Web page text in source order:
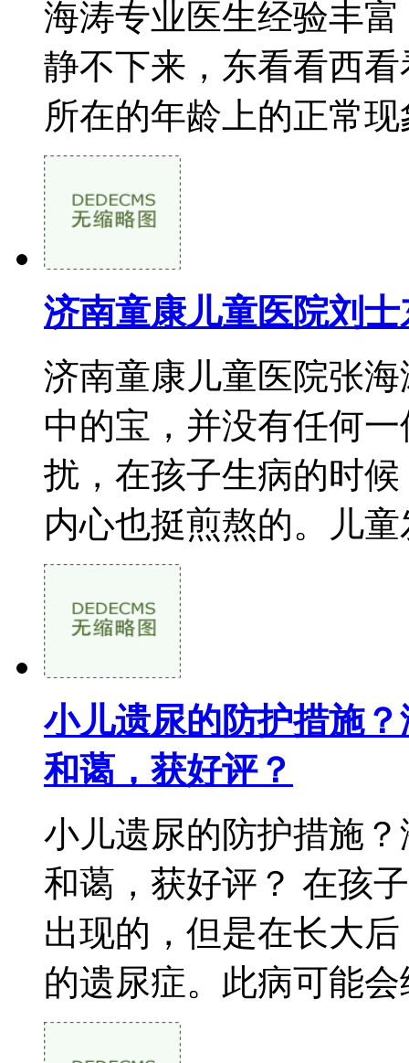
海涛专业医生经验丰
静不下来，东看看西
所在的年龄上的正常
济南童康儿童医院刘
济南童康儿童医院张
中的宝，并没有任何
扰，在孩子生病的时
内心也挺煎熬的。儿
小儿遗尿的防护措施
和蔼，获好评？
小儿遗尿的防护措施
和蔼，获好评？ 在孩
出现的，但是在长大
的遗尿症。此病可能